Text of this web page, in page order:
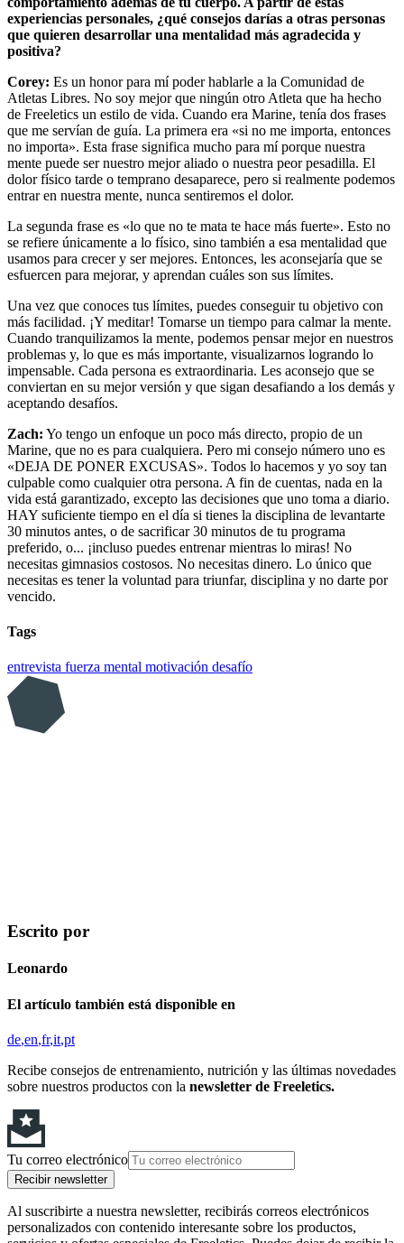
experiencias personales, ¿qué consejos darías a otras personas
que quieren desarrollar una mentalidad más agradecida y
positiva?
Corey: Es un honor para mí poder hablarle a la Comunidad de
Atletas Libres. No soy mejor que ningún otro Atleta que ha hecho
de Freeletics un estilo de vida. Cuando era Marine, tenía dos frases
que me servían de guía. La primera era «si no me importa, entonces
no importa». Esta frase significa mucho para mí porque nuestra
mente puede ser nuestro mejor aliado o nuestra peor pesadilla. El
dolor físico tarde o temprano desaparece, pero si realmente podemos
entrar en nuestra mente, nunca sentiremos el dolor.
La segunda frase es «lo que no te mata te hace más fuerte». Esto no
se refiere únicamente a lo físico, sino también a esa mentalidad que
usamos para crecer y ser mejores. Entonces, les aconsejaría que se
esfuercen para mejorar, y aprendan cuáles son sus límites.
Una vez que conoces tus límites, puedes conseguir tu objetivo con
más facilidad. ¡Y meditar! Tomarse un tiempo para calmar la mente.
Cuando tranquilizamos la mente, podemos pensar mejor en nuestros
problemas y, lo que es más importante, visualizarnos logrando lo
impensable. Cada persona es extraordinaria. Les aconsejo que se
conviertan en su mejor versión y que sigan desafiando a los demás y
aceptando desafíos.
Zach: Yo tengo un enfoque un poco más directo, propio de un
Marine, que no es para cualquiera. Pero mi consejo número uno es
«DEJA DE PONER EXCUSAS». Todos lo hacemos y yo soy tan
culpable como cualquier otra persona. A fin de cuentas, nada en la
vida está garantizado, excepto las decisiones que uno toma a diario.
HAY suficiente tiempo en el día si tienes la disciplina de levantarte
30 minutos antes, o de sacrificar 30 minutos de tu programa
preferido, o... ¡incluso puedes entrenar mientras lo miras! No
necesitas gimnasios costosos. No necesitas dinero. Lo único que
necesitas es tener la voluntad para triunfar, disciplina y no darte por
vencido.
Tags
entrevista fuerza mental motivación desafío
Escrito por
Leonardo
El artículo también está disponible en
de en fr it pt
Recibe consejos de entrenamiento, nutrición y las últimas novedades
sobre nuestros productos con la newsletter de Freeletics.
Tu correo electrónico
Recibir newsletter
Al suscribirte a nuestra newsletter, recibirás correos electrónicos
personalizados con contenido interesante sobre los productos,